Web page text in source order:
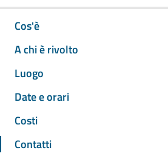
Cos'è
A chi è rivolto
Luogo
Date e orari
Costi
Contatti